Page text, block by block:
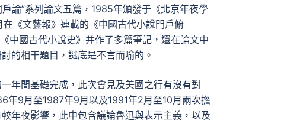
論”系列論文五篇，1985年頒發于《北京年夜學
《文藝報》連載的《中國古代小說門戶俯
中國古代小說史》并作了多篇筆記，還在論文中
的相干題目，謎底是不言而喻的。
年間基礎完成，此次會見及美國之行有沒有對
年9月至1987年9月以及1991年2月至10月兩次擔
年夜影響，此中包含議論魯迅與表示主義，以及